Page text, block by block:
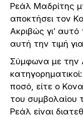
Ρεάλ Μαδρίτης
αποκτήσει τον
Ακριβώς γι’
αυτή την τιμή
Σύμφωνα με την
ποσό, είτε ο
του συμβολαίου
Ρεάλ είναι